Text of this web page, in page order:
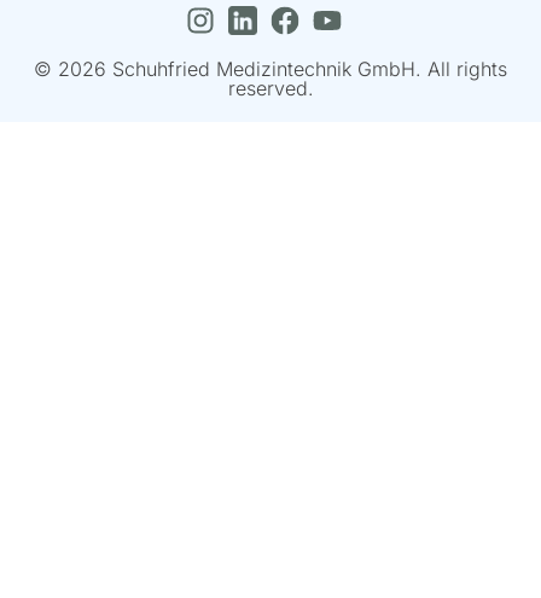
© 2026 Schuhfried Medizintechnik GmbH. All rights
reserved.